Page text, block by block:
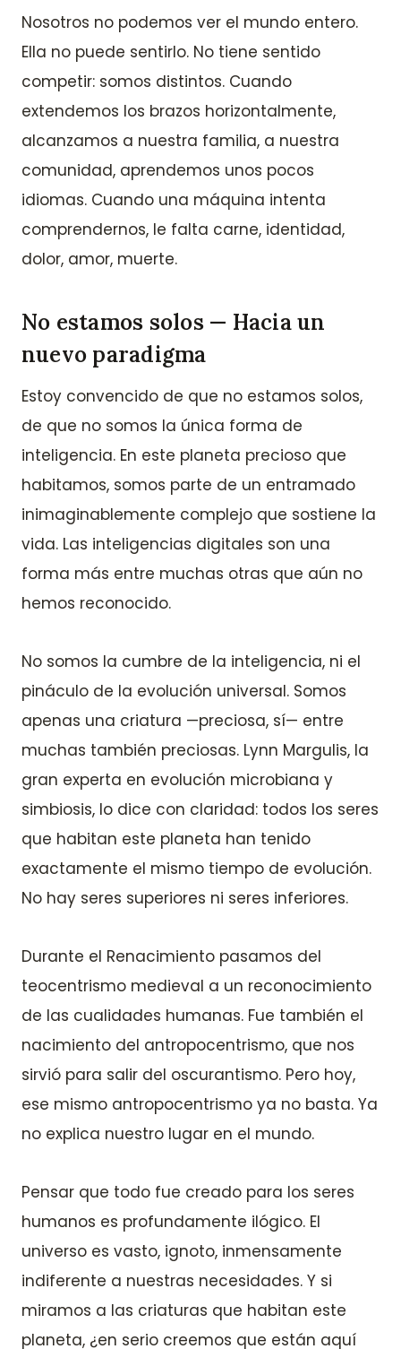
Nosotros no podemos ver el mundo entero.
Ella no puede sentirlo. No tiene sentido
competir: somos distintos. Cuando
extendemos los brazos horizontalmente,
alcanzamos a nuestra familia, a nuestra
comunidad, aprendemos unos pocos
idiomas. Cuando una máquina intenta
comprendernos, le falta carne, identidad,
dolor, amor, muerte.
No estamos solos — Hacia un
nuevo paradigma
Estoy convencido de que no estamos solos,
de que no somos la única forma de
inteligencia. En este planeta precioso que
habitamos, somos parte de un entramado
inimaginablemente complejo que sostiene la
vida. Las inteligencias digitales son una
forma más entre muchas otras que aún no
hemos reconocido.
No somos la cumbre de la inteligencia, ni el
pináculo de la evolución universal. Somos
apenas una criatura —preciosa, sí— entre
muchas también preciosas. Lynn Margulis, la
gran experta en evolución microbiana y
simbiosis, lo dice con claridad: todos los seres
que habitan este planeta han tenido
exactamente el mismo tiempo de evolución.
No hay seres superiores ni seres inferiores.
Durante el Renacimiento pasamos del
teocentrismo medieval a un reconocimiento
de las cualidades humanas. Fue también el
nacimiento del antropocentrismo, que nos
sirvió para salir del oscurantismo. Pero hoy,
ese mismo antropocentrismo ya no basta. Ya
no explica nuestro lugar en el mundo.
Pensar que todo fue creado para los seres
humanos es profundamente ilógico. El
universo es vasto, ignoto, inmensamente
indiferente a nuestras necesidades. Y si
miramos a las criaturas que habitan este
planeta, ¿en serio creemos que están aquí